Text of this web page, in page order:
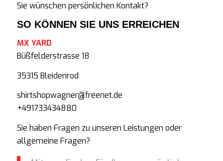
Sie wünschen persönlichen Kontakt?
SO KÖNNEN SIE UNS ERREICHEN
MX YARD
Büßfelderstrasse 18
35315 Bleidenrod
shirtshopwagner@freenet.de
+491733434880
Sie haben Fragen zu unseren Leistungen oder
allgemeine Fragen?